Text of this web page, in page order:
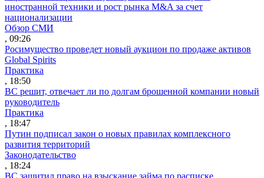
иностранной техники и рост рынка M&A за счет
национализации
Обзор СМИ
, 09:26
Росимущество проведет новый аукцион по продаже активов
Global Spirits
Практика
, 18:50
ВС решит, отвечает ли по долгам брошенной компании новый
руководитель
Практика
, 18:47
Путин подписал закон о новых правилах комплексного
развития территорий
Законодательство
, 18:24
ВС защитил право на взыскание займа по расписке